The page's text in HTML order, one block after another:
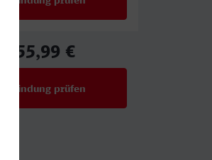
55,99 €
Verbindung prüfen